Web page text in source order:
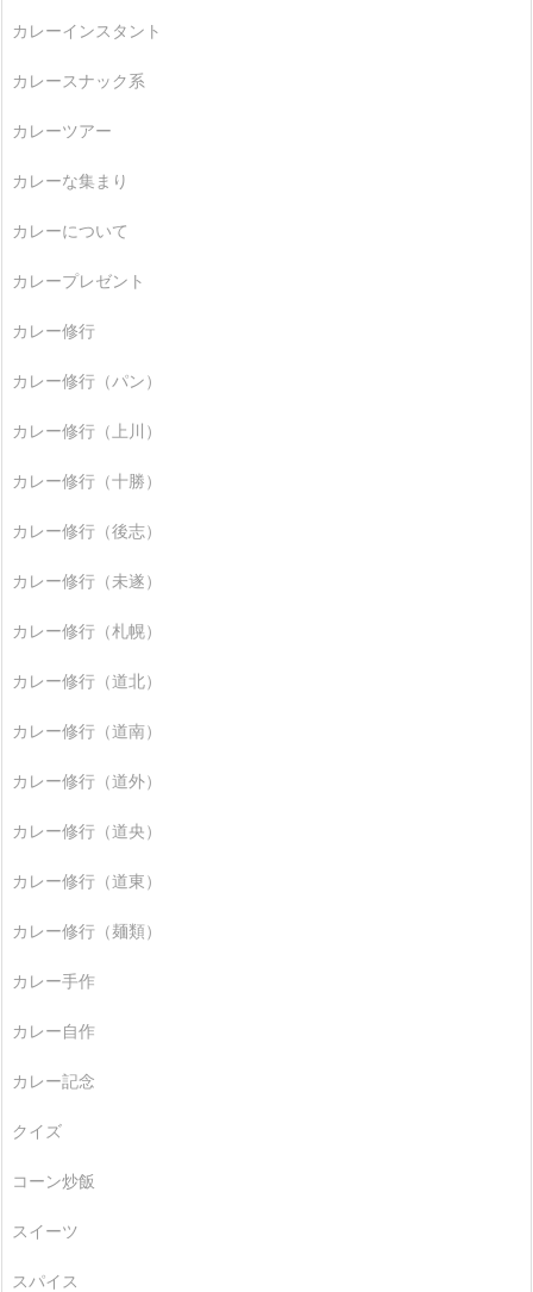
カレーインスタント
カレースナック系
カレーツアー
カレーな集まり
カレーについて
カレープレゼント
カレー修行
カレー修行（パン）
カレー修行（上川）
カレー修行（十勝）
カレー修行（後志）
カレー修行（未遂）
カレー修行（札幌）
カレー修行（道北）
カレー修行（道南）
カレー修行（道外）
カレー修行（道央）
カレー修行（道東）
カレー修行（麺類）
カレー手作
カレー自作
カレー記念
クイズ
コーン炒飯
スイーツ
スパイス